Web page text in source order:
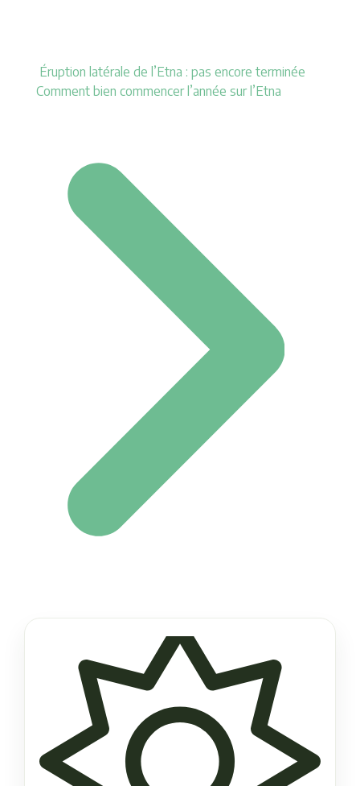
Éruption latérale de l’Etna : pas encore terminée
Comment bien commencer l’année sur l’Etna